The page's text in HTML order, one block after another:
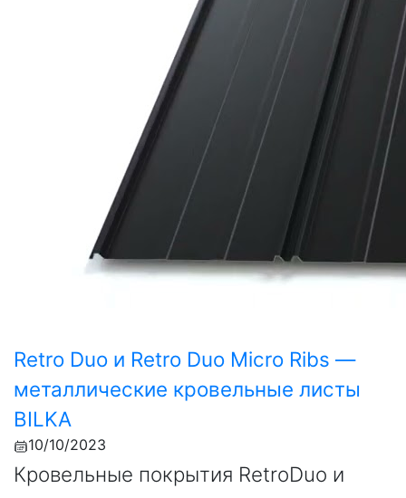
Retro Duo и Retro Duo Micro Ribs —
металлические кровельные листы
BILKA
10/10/2023
Кровельные покрытия RetroDuo и